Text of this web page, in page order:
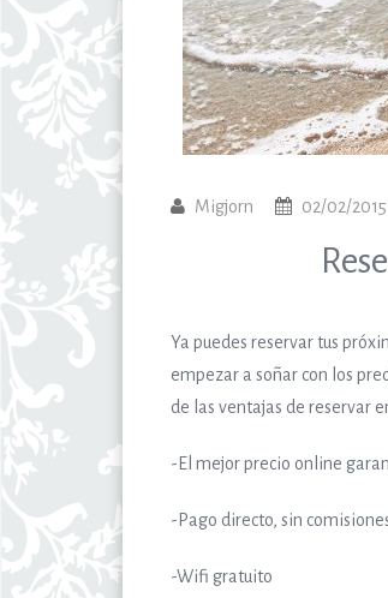
Migjorn 02/02/2015
Ya puedes reservar tus
empezar a soñar con los
de las ventajas de reservar
-El mejor precio online
-Pago directo, sin
-Wifi gratuito